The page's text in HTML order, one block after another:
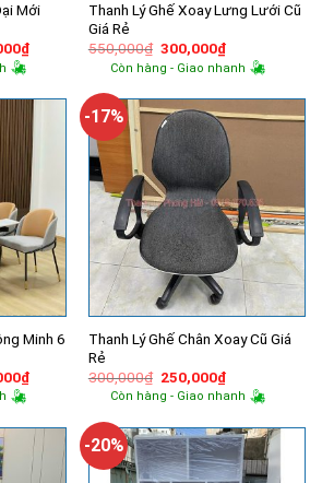
Mới
₫Giá
hiện
10,000,000₫.
Thanh Lý Ghế Xoay Lưng Lưới Cũ
Giá Rẻ
550,000₫ Giá
gốc
là:
300,000₫Giá
hiện
tại
300,000₫.
Còn hàng - Giao nhanh
Minh 6
₫Giá
hiện
14,300,000₫.
-17%
Thanh Lý Ghế Chân Xoay Cũ Giá
Rẻ
300,000₫ Giá
gốc
là:
250,000₫Giá
hiện
tại
250,000₫.
Còn hàng - Giao nhanh
-20%